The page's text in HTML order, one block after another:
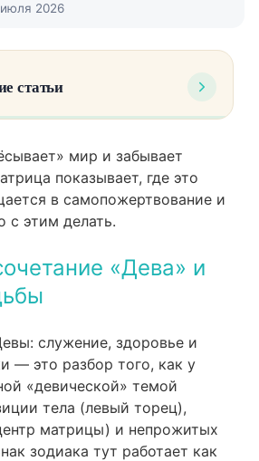
2026
статьи
где она в матрице
здоровое служение от
торец: что подводит у
блоки: что мешает «деве»
кармические блоки:
жертвы
мир и забывает
показывает, где это
в самопожертвование и
с этим делать.
«Дева» и
служение, здоровье и
— это разбор того, как у
«девической» темой
тела (левый торец),
матрицы) и непрожитых
зодиака тут работает как